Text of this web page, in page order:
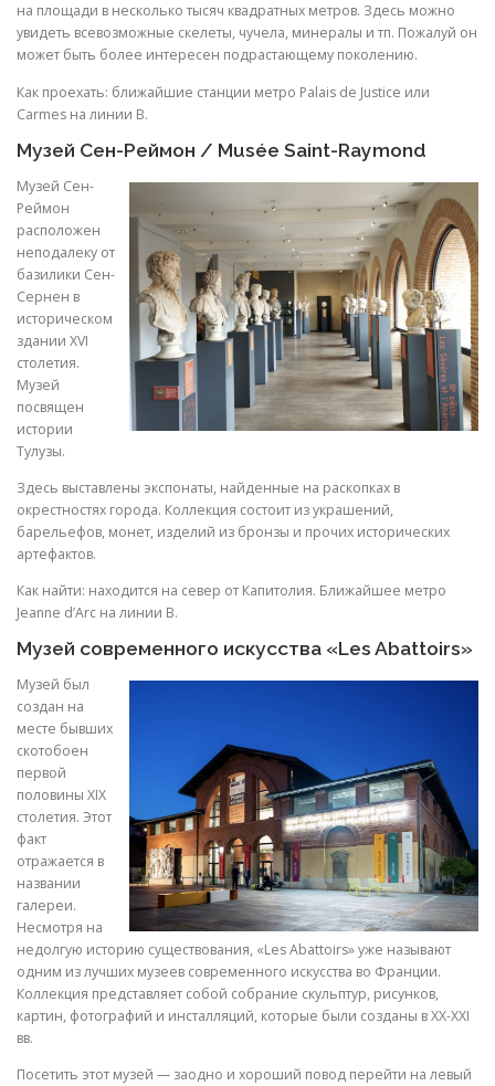
на площади в несколько тысяч квадратных метров. Здесь можно
увидеть всевозможные скелеты, чучела, минералы и тп. Пожалуй он
может быть более интересен подрастающему поколению.
Как проехать: ближайшие станции метро Palais de Justice или
Carmes на линии B.
Музей Сен-Реймон / Musée Saint-Raymond
Музей Сен-
Реймон
расположен
неподалеку от
базилики Сен-
Сернен в
историческом
здании XVI
столетия.
Музей
посвящен
истории
Тулузы.
Здесь выставлены экспонаты, найденные на раскопках в
окрестностях города. Коллекция состоит из украшений,
барельефов, монет, изделий из бронзы и прочих исторических
артефактов.
Как найти: находится на север от Капитолия. Ближайшее метро
Jeanne d’Arc на линии B.
Музей современного искусства «Les Abattoirs»
Музей был
создан на
месте бывших
скотобоен
первой
половины XIX
столетия. Этот
факт
отражается в
названии
галереи.
Несмотря на
недолгую историю существования, «Les Abattoirs» уже называют
одним из лучших музеев современного искусства во Франции.
Коллекция представляет собой собрание скульптур, рисунков,
картин, фотографий и инсталляций, которые были созданы в XX-XXI
вв.
Посетить этот музей — заодно и хороший повод перейти на левый